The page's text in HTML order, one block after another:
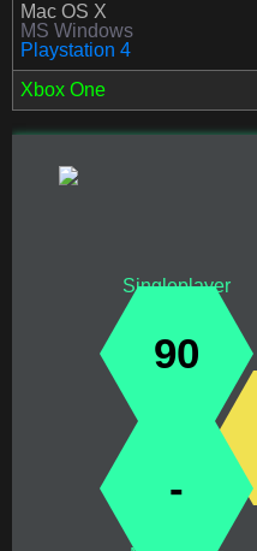
Mac OS X
MS Windows
Playstation 4
Xbox One
Singleplayer
90
-